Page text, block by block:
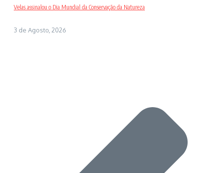
Velas assinalou o Dia Mundial da Conservação da Natureza
3 de Agosto, 2026